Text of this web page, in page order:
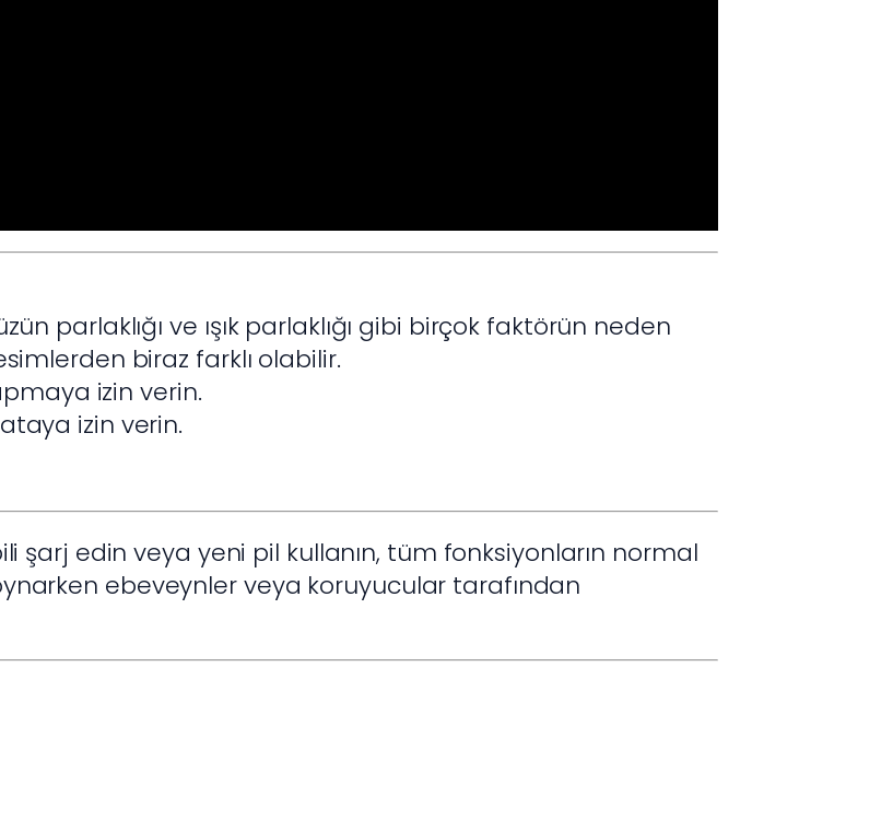
parlaklığı ve ışık parlaklığı gibi birçok faktörün neden
biraz farklı olabilir.
izin verin.
izin verin.
şarj edin veya yeni pil kullanın, tüm fonksiyonların normal
ebeveynler veya koruyucular tarafından